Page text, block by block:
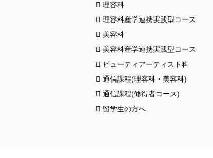
理容科
理容科産学連携実践型コース
美容科
美容科産学連携実践型コース
ビューティアーティスト科
通信課程(理容科・美容科)
通信課程(修得者コース)
留学生の方へ